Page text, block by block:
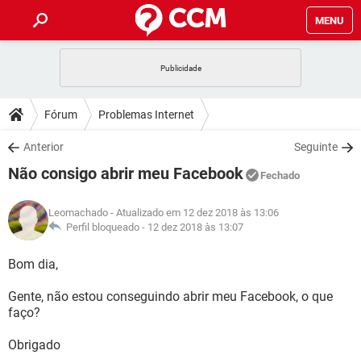
MENU
CELULAR FACEBOOK
OUTLOOK
INSTAGRAM GMAIL
GUIA DE COMPRAS
DICAS
JOGOS WHATSAPP
INSTAGRAM GMAIL
GUIA DE COMPRAS
DOWNLOADS
JOGOS WHATSAPP
CELULAR
OUTLOOK EXCEL
INSTAGRAM
JOGOS WHATSAPP
CELULAR
OUTLOOK
INSTAGRAM GMAIL
GLOSSÁRIO
JOGOS
OUTLOOK
INSTAGRAM
Fórum Problemas Internet
Anterior Seguinte
Não consigo abrir meu Facebook Fechado
Leomachado - Atualizado em 12 dez 2018 às 13:06
Perfil bloqueado - 12 dez 2018 às 13:07
Bom dia,
Gente, não estou conseguindo abrir meu Facebook, o que
faço?
Obrigado